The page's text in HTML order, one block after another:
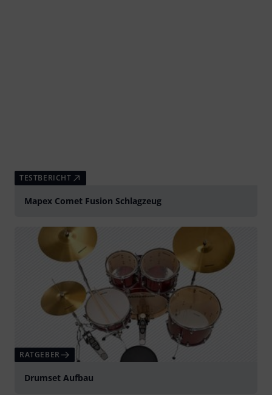
TESTBERICHT
Mapex Comet Fusion Schlagzeug
RATGEBER
Drumset Aufbau